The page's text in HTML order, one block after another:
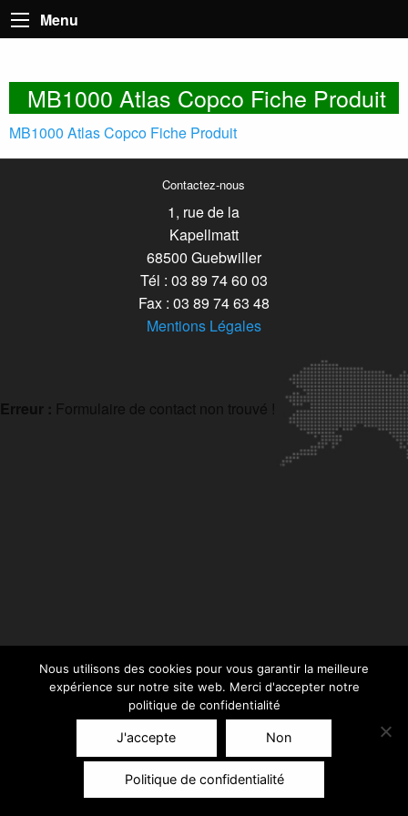
Menu
MB1000 Atlas Copco Fiche Produit
MB1000 Atlas Copco Fiche Produit
Contactez-nous
1, rue de la
Kapellmatt
68500 Guebwiller
Tél : 03 89 74 60 03
Fax : 03 89 74 63 48
Mentions Légales
Erreur : Formulaire de contact non trouvé !
Nous utilisons des cookies pour vous garantir la meilleure
expérience sur notre site web. Merci d'accepter notre
politique de confidentialité
J'accepte Non
Politique de confidentialité